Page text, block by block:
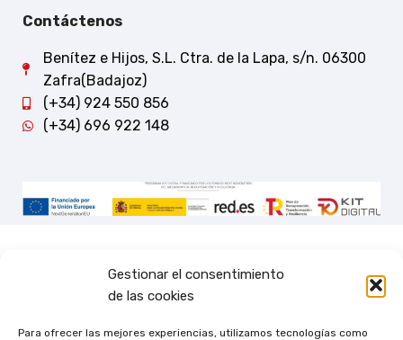
Gestionar el consentimiento
de las cookies
Para ofrecer las mejores experiencias, utilizamos tecnologías como
Contáctenos
Benítez e Hijos, S.L. Ctra. de la Lapa, s/n. 06300
Zafra(Badajoz)
(+34) 924 550 856
(+34) 696 922 148